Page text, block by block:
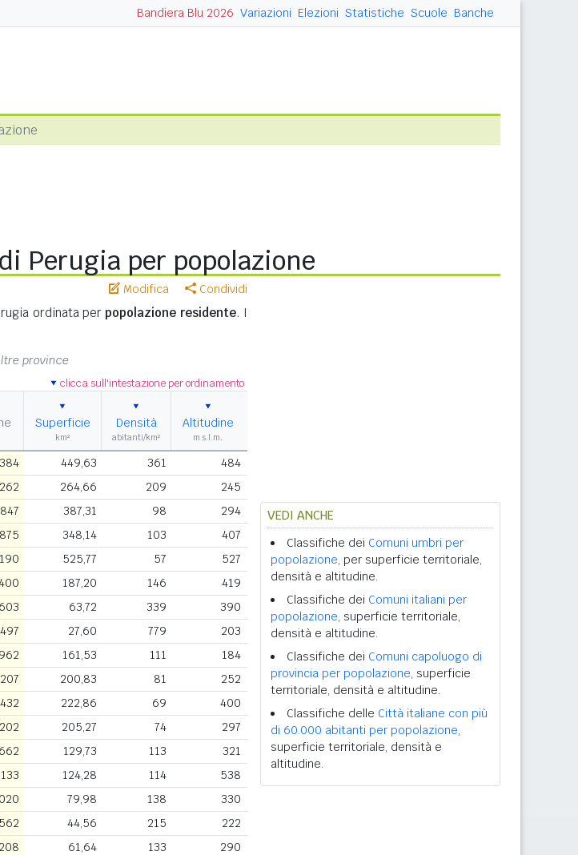
Bandiera Blu 2026 Variazioni Elezioni Statistiche Scuole Banche
Perugia per popolazione
Modifica Condividi
ordinata perpopolazione residente. I
province
clicca sull'intestazione per ordinamento
Superficie
km²
Densità
abitanti/km²
Altitudine
m s.l.m.
449,63 361 484
264,66 209 245
387,31 98 294
348,14 103 407
525,77 57 527
187,20 146 419
63,72 339 390
27,60 779 203
161,53 111 184
200,83 81 252
222,86 69 400
205,27 74 297
129,73 113 321
124,28 114 538
79,98 138 330
44,56 215 222
61,64 133 290
VEDI ANCHE
Classifiche dei Comuni umbri per
popolazione, per superficie territoriale,
densità e altitudine.
Classifiche dei Comuni italiani per
popolazione, superficie territoriale,
densità e altitudine.
Classifiche dei Comuni capoluogo di
provincia per popolazione, superficie
territoriale, densità e altitudine.
Classifiche delle Città italiane con più
di 60.000 abitanti per popolazione,
superficie territoriale, densità e
altitudine.